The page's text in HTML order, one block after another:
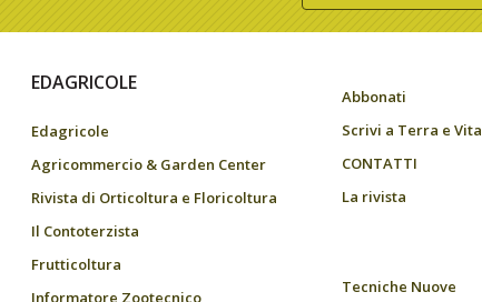
EDAGRICOLE
Edagricole
Agricommercio & Garden Center
Rivista di Orticoltura e Floricoltura
Il Contoterzista
Frutticoltura
Informatore Zootecnico
Abbonati
Scrivi a Terra e Vita
CONTATTI
La rivista
Tecniche Nuove